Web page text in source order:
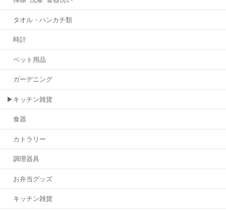
タオル・ハンカチ類
時計
ペット用品
ガーデニング
▶キッチン雑貨
食器
カトラリー
調理器具
お弁当グッズ
キッチン雑貨